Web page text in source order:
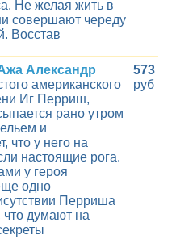
Не желая жить в
совершают череду
Восстав
Александр
американского
Иг Перриш,
рано утром
и
что у него на
настоящие рога.
у героя
одно
Перриша
что думают на
573
руб